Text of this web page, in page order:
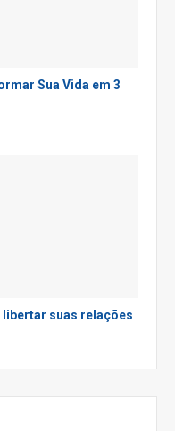
Sua Vida em 3
suas relações